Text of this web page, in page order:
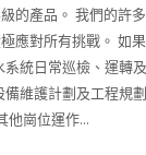
的產品。 我們的許
應對所有挑戰。 如
統日常巡檢、運轉
維護計劃及工程規
他崗位運作...